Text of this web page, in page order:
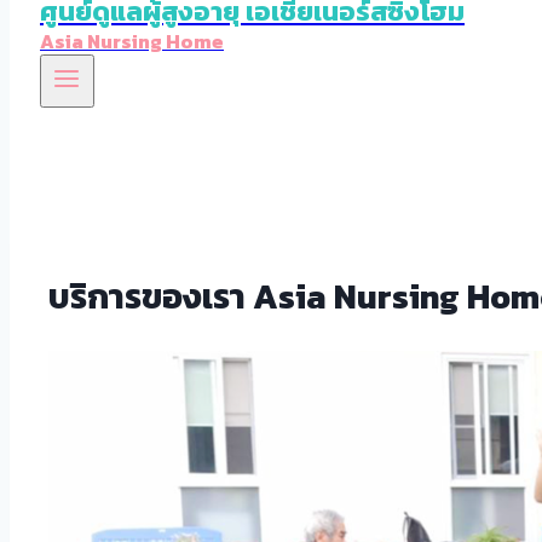
ศูนย์ดูแลผู้สูงอายุ เอเชียเนอร์สซิ่งโฮม
Asia Nursing Home
บริการของเรา Asia Nursing